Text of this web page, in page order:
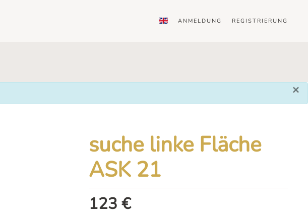
ANMELDUNG REGISTRIERUNG
×
suche linke Fläche
ASK 21
123 €